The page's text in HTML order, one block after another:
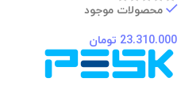
محصولات موجود
23.310.000 تومان